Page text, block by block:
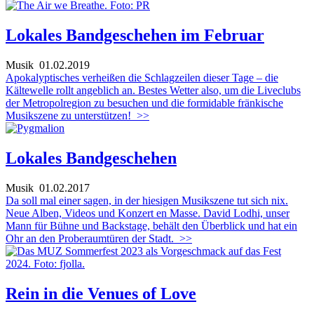
Lokales Bandgeschehen im Februar
Musik 01.02.2019
Apokalyptisches verheißen die Schlagzeilen dieser Tage – die
Kältewelle rollt angeblich an. Bestes Wetter also, um die Liveclubs
der Metropolregion zu besuchen und die formidable fränkische
Musikszene zu unterstützen! >>
Lokales Bandgeschehen
Musik 01.02.2017
Da soll mal einer sagen, in der hiesigen Musikszene tut sich nix.
Neue Alben, Videos und Konzert en Masse. David Lodhi, unser
Mann für Bühne und Backstage, behält den Überblick und hat ein
Ohr an den Proberaumtüren der Stadt. >>
Rein in die Venues of Love